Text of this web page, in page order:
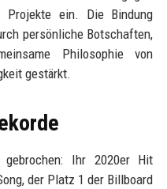
Projekte ein. Die Bindung
persönliche Botschaften,
Philosophie von
gestärkt.
gebrochen: Ihr 2020er Hit
der Platz 1 der Billboard